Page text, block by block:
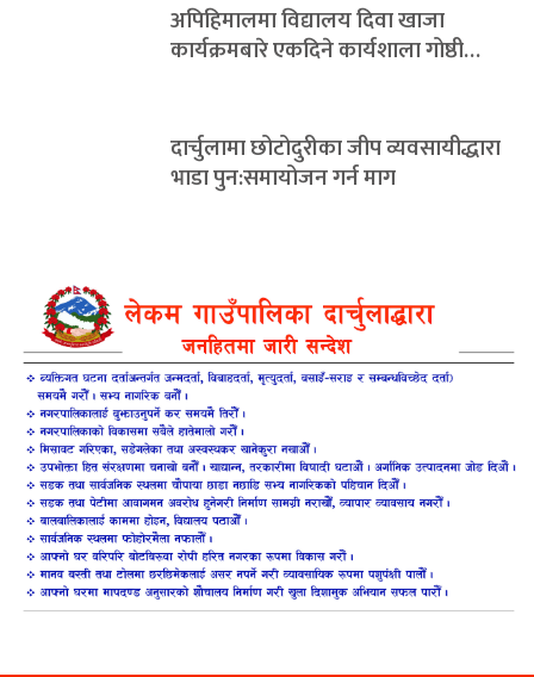
अपिहिमालमा विद्यालय दिवा खाजा
कार्यक्रमबारे एकदिने कार्यशाला गोष्ठी…
दार्चुलामा छोटोदुरीका जीप व्यवसायीद्धारा
भाडा पुन:समायोजन गर्न माग